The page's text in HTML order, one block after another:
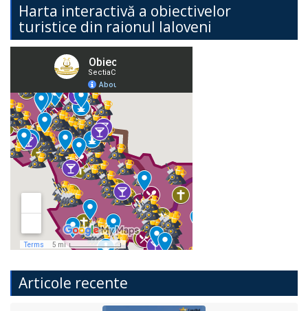
Harta interactivă a obiectivelor
turistice din raionul Ialoveni
Articole recente